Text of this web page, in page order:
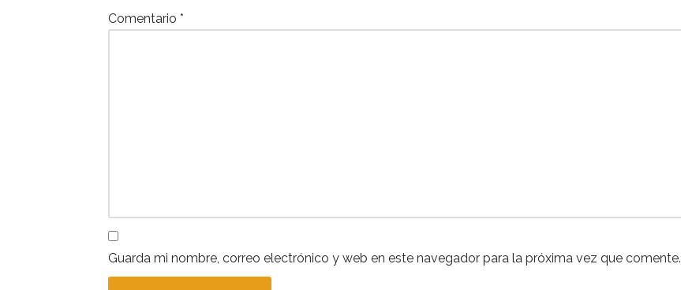
Comentario *
Guarda mi nombre, correo electrónico y web en este navegador para la próxima vez que comente.